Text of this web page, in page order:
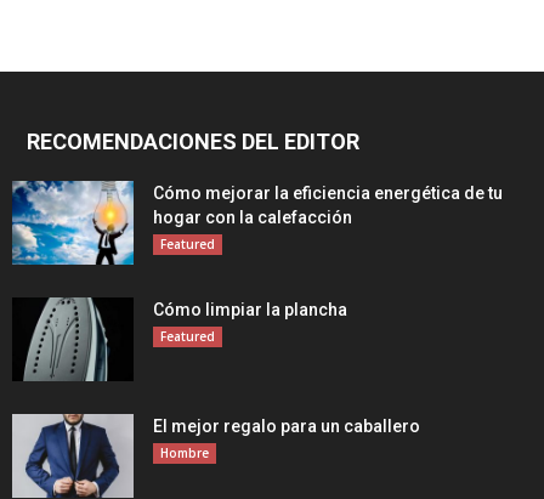
RECOMENDACIONES DEL EDITOR
Cómo mejorar la eficiencia energética de tu
hogar con la calefacción
Featured
Cómo limpiar la plancha
Featured
El mejor regalo para un caballero
Hombre